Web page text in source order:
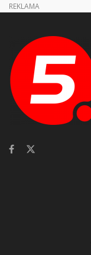
REKLAMA